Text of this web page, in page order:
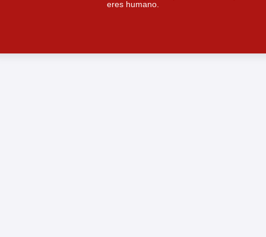
eres humano.